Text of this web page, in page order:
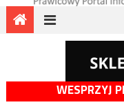
WESPRZYJ